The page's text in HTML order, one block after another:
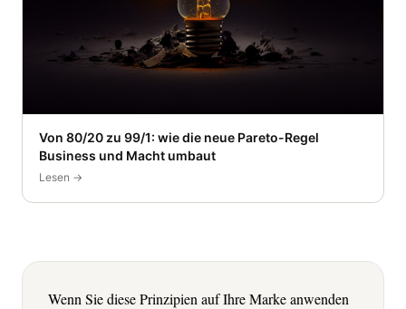
Von 80/20 zu 99/1: wie die neue Pareto-Regel
Business und Macht umbaut
Lesen →
Wenn Sie diese Prinzipien auf Ihre Marke anwenden